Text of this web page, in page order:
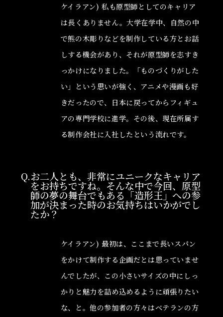
ケイラアン) 私も原型師としてのキャリア
は長くありません。大学在学中、自然の中
で熊の木彫りなどを制作している方とお話
しする機会があり、それが原型師を志すき
っかけになりました。「ものづくりがした
い」という思いが強く、アニメや漫画も好
きだったので、日本に戻ってからフィギュ
アの専門学校に進学。その後、現在所属す
る制作会社に入社したという流れです。
Q.お二人とも、非常にユニークなキャリア
をお持ちですね。そんな中で今回、原型
師の夢の舞台でもある「造形王」への参
加が決まった時のお気持ちはいかがでし
たか？
ケイラアン) 最初は、ここまで長いスパン
をかけて制作する企画だとは思っていませ
んでしたが、この小さいサイズの中にしっ
かりと魅力を詰め込めるように頑張りたい
な、と。他の参加者の方々はベテランの方